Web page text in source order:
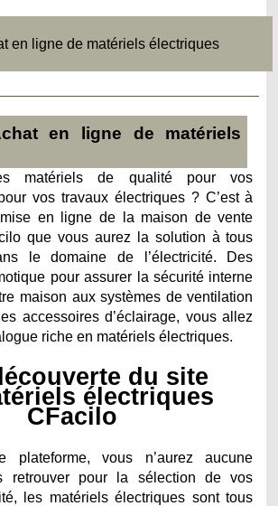
en ligne de matériels électriques
en ligne de matériels
matériels de qualité pour vos
vos travaux électriques ? C’est à
en ligne de la maison de vente
que vous aurez la solution à tous
le domaine de l’électricité. Des
pour assurer la sécurité interne
maison aux systèmes de ventilation
accessoires d’éclairage, vous allez
riche en matériels électriques.
du site
électriques
CFacilo
plateforme, vous n’aurez aucune
retrouver pour la sélection de vos
les matériels électriques sont tous